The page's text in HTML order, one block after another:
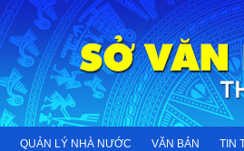
QUẢN LÝ NHÀ NƯỚC VĂN BẢN TIN